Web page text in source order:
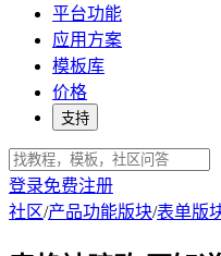
平台功能
应用方案
模板库
价格
支持
登录免费注册
社区/产品功能版块/表单版